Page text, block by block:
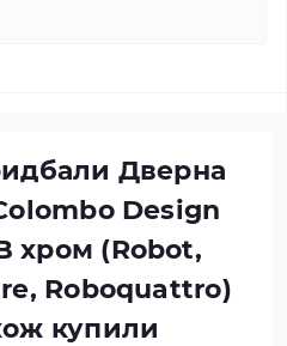
Дверна
Design
хром (Robot,
Roboquattro)
купили